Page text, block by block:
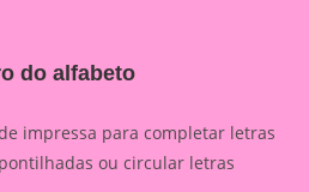
do alfabeto
impressa para completar letras
ou circular letras